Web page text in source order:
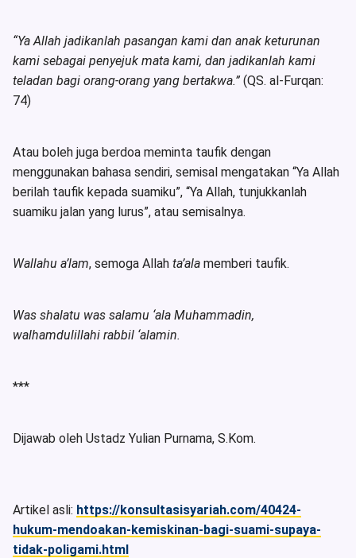
“Ya Allah jadikanlah pasangan kami dan anak keturunan
kami sebagai penyejuk mata kami, dan jadikanlah kami
teladan bagi orang-orang yang bertakwa.” (QS. al-Furqan:
74)
Atau boleh juga berdoa meminta taufik dengan
menggunakan bahasa sendiri, semisal mengatakan “Ya Allah
berilah taufik kepada suamiku”, “Ya Allah, tunjukkanlah
suamiku jalan yang lurus”, atau semisalnya.
Wallahu a’lam, semoga Allah ta’ala memberi taufik.
Was shalatu was salamu ‘ala Muhammadin,
walhamdulillahi rabbil ‘alamin.
***
Dijawab oleh Ustadz Yulian Purnama, S.Kom.
Artikel asli: https://konsultasisyariah.com/40424-
hukum-mendoakan-kemiskinan-bagi-suami-supaya-
tidak-poligami.html